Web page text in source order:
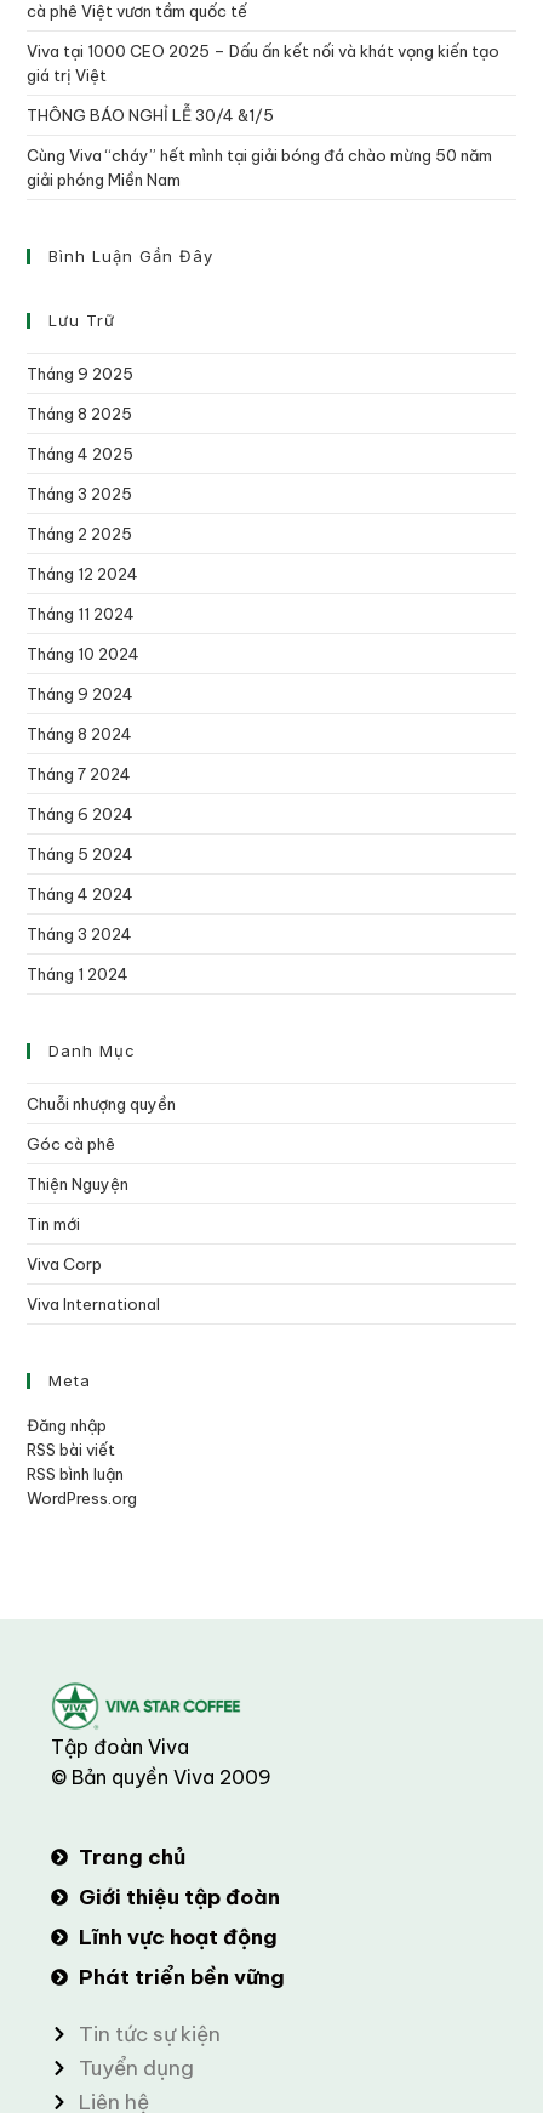
cà phê Việt vươn tầm quốc tế
Viva tại 1000 CEO 2025 – Dấu ấn kết nối và khát vọng kiến tạo
giá trị Việt
THÔNG BÁO NGHỈ LỄ 30/4 &1/5
Cùng Viva “cháy” hết mình tại giải bóng đá chào mừng 50 năm
giải phóng Miền Nam
Bình Luận Gần Đây
Lưu Trữ
Tháng 9 2025
Tháng 8 2025
Tháng 4 2025
Tháng 3 2025
Tháng 2 2025
Tháng 12 2024
Tháng 11 2024
Tháng 10 2024
Tháng 9 2024
Tháng 8 2024
Tháng 7 2024
Tháng 6 2024
Tháng 5 2024
Tháng 4 2024
Tháng 3 2024
Tháng 1 2024
Danh Mục
Chuỗi nhượng quyền
Góc cà phê
Thiện Nguyện
Tin mới
Viva Corp
Viva International
Meta
Đăng nhập
RSS bài viết
RSS bình luận
WordPress.org
Tập đoàn Viva
© Bản quyền Viva 2009
Trang chủ
Giới thiệu tập đoàn
Lĩnh vực hoạt động
Phát triển bền vững
Tin tức sự kiện
Tuyển dụng
Liên hệ